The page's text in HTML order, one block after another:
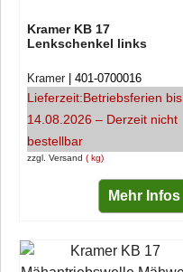
Kramer KB 17
Lenkschenkel links
zzgl. Versand kg
Kramer 401-0700016
Lieferzeit:Betriebsferien bis
14.08.2026 – Derzeit nicht
bestellbar
Mehr Infos